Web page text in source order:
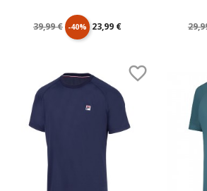
Prix
base
39,99 € -40% Prix
23,99 € Prix
base
